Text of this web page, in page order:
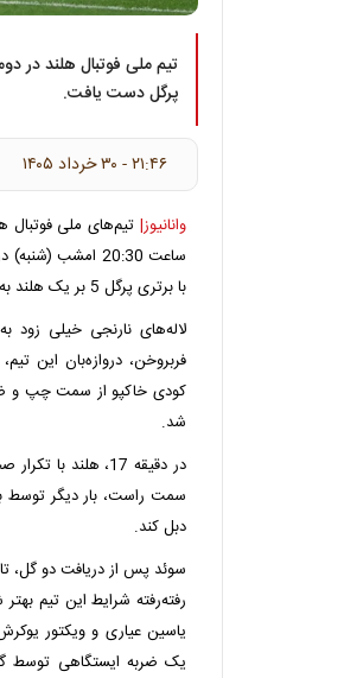
پرگل دست یافت.
۲۱:۴۶ - ۳۰ خرداد ۱۴۰۵
وانانیوز|
ساعت 20:30
با برتری پرگل 5 بر یک هلند به پایان رسید.
لاله‌های نارنجی خیلی
فربروخن، دروازه‌بان این
شد.
در دقیقه 17،
دبل کند.
رفته‌رفته شرایط این تیم
یک ضربه ایستگاهی توسط